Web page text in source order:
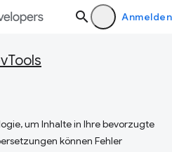
Anmelden
um Inhalte in Ihre bevorzugte
können Fehler